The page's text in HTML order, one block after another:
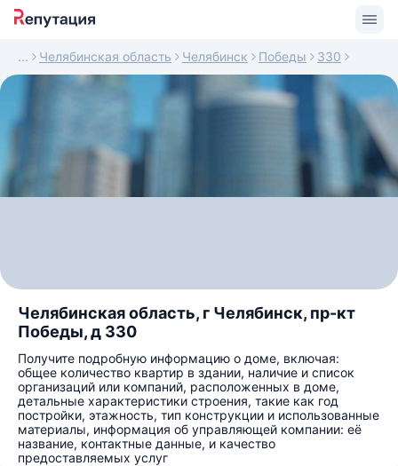
Челябинская область Челябинск Победы 330
Челябинская область, г Челябинск, пр-кт
Победы, д 330
Получите подробную информацию о доме, включая:
общее количество квартир в здании, наличие и список
организаций или компаний, расположенных в доме,
детальные характеристики строения, такие как год
постройки, этажность, тип конструкции и использованные
материалы, информация об управляющей компании: её
название, контактные данные, и качество
предоставляемых услуг